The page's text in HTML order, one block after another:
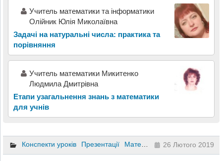
Учитель математики та інформатики
Олійник Юлія Миколаївна
Задачі на натуральні числа: практика та
порівняння
Учитель математики Микитенко
Людмила Дмитрівна
Етапи узагальнення знань з математики
для учнів
Конспекти уроків Презентації Математика 5 клас
26 Лютого 2019